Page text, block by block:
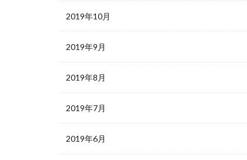
2019年10月
2019年9月
2019年8月
2019年7月
2019年6月